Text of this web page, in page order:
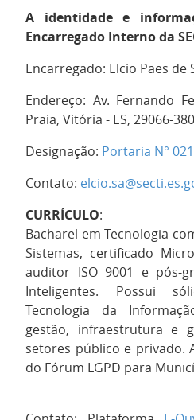
A identidade e
Encarregado Interno da
Encarregado: Elcio Paes de
Endereço: Av. Fernando
Praia, Vitória - ES, 29066-380
Designação: Portaria N°
Contato:
CURRÍCULO:
Bacharel em Tecnologia
Sistemas, certificado
auditor ISO 9001 e pós-
Inteligentes. Possui
Tecnologia da
gestão, infraestrutura e
setores público e privado.
do Fórum LGPD para